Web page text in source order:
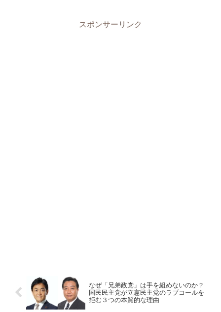
スポンサーリンク
なぜ「兄弟政党」は手を組めないのか？
国民民主党が立憲民主党のラブコールを
拒む３つの本質的な理由